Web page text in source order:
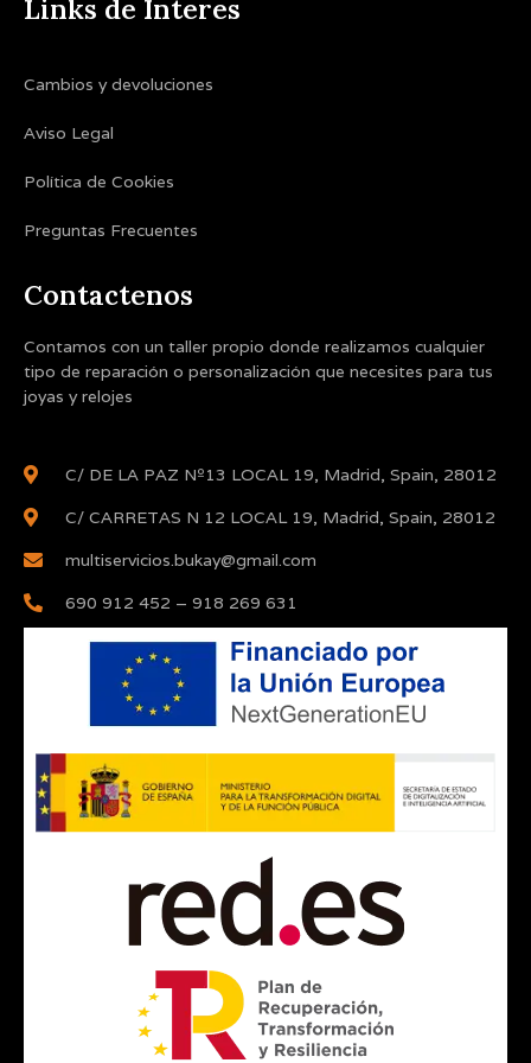
Links de Interes
Cambios y devoluciones
Aviso Legal
Política de Cookies
Preguntas Frecuentes
Contactenos
Contamos con un taller propio donde realizamos cualquier
tipo de reparación o personalización que necesites para tus
joyas y relojes
C/ DE LA PAZ Nº13 LOCAL 19, Madrid, Spain, 28012
C/ CARRETAS N 12 LOCAL 19, Madrid, Spain, 28012
multiservicios.bukay@gmail.com
690 912 452 – 918 269 631